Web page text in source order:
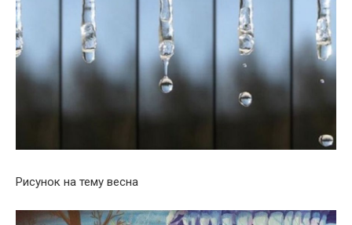
Рисунок на тему весна